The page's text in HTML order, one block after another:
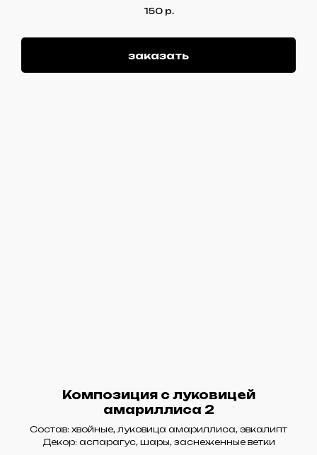
150 р.
заказать
Композиция с луковицей
амариллиса 2
Состав: хвойные, луковица амариллиса, эвкалипт
Декор: аспарагус, шары, заснеженные ветки